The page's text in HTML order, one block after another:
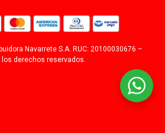
Navarrete S.A. RUC: 20100030676 –
los derechos reservados.